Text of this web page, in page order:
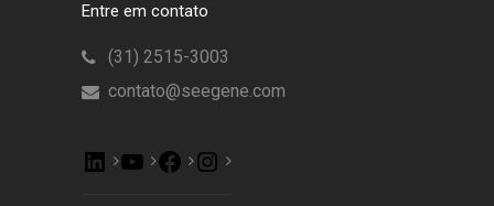
Entre em contato
(31) 2515-3003
contato@seegene.com